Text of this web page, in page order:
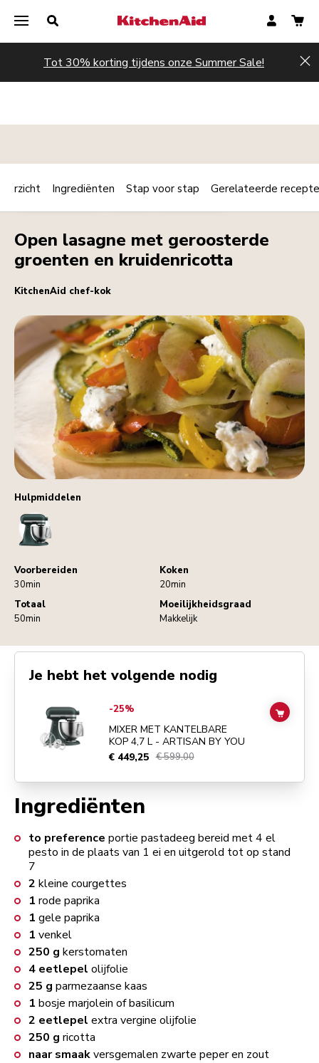
Tot 30% korting tijdens onze Summer Sale!
Hulpmiddelen
StandMixer
Voorbereiden
30min
Koken
20min
Totaal
50min
Moeilijkheidsgraad
Makkelijk
HOOFDGERECHT PASTA VEGETARIAN Print
Share
Open lasagne met geroosterde
groenten en kruidenricotta
KitchenAid chef-kok
Ingrediënten Stap voor stap Gerelateerde
Ingrediënten
to preference portie pastadeeg bereid met 4 el
pesto in de plaats van 1 ei en uitgerold tot op stand
7
2 kleine courgettes
1 rode paprika
1 gele paprika
1 venkel
250 g kerstomaten
4 eetlepel olijfolie
25 g parmezaanse kaas
1 bosje marjolein of basilicum
2 eetlepel extra vergine olijfolie
250 g ricotta
naar smaakversgemalen zwarte peper en zout
Je hebt het volgende nodig
Go toMIXER MET KANTELBARE KOP 4,7 L - ARTISAN BY YOU
-25%
MIXER MET KANTELBARE
KOP 4,7 L - ARTISAN BY YOU
€ 449,25 € 599,00
ADD